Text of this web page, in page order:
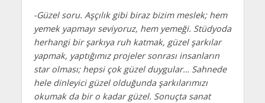
-Güzel soru. Aşçılık gibi biraz bizim meslek; hem
yemek yapmayı seviyoruz, hem yemeği. Stüdyoda
herhangi bir şarkıya ruh katmak, güzel şarkılar
yapmak, yaptığımız projeler sonrası insanların
star olması; hepsi çok güzel duygular… Sahnede
hele dinleyici güzel olduğunda şarkılarımızı
okumak da bir o kadar güzel. Sonuçta sanat